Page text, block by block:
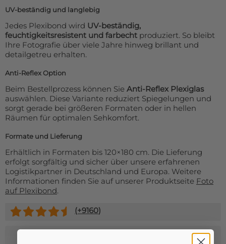
UV-beständig und langlebig
Jedes Plexibond wird UV-beständig,
feuchtigkeitsresistent und farbecht produziert. So bleibt
Ihre Fotografie über viele Jahre hinweg brillant und
detailgetreu erhalten.
Anti-Reflex Option
Beim Bestellprozess können Sie Anti-Reflex Plexiglas
auswählen. Diese Variante reduziert Spiegelungen und
sorgt gerade bei größeren Formaten oder in hellen
Räumen für optimalen Sehkomfort.
Formate und Lieferung
Erhältlich in Formaten bis 120×180 cm. Die Lieferung
erfolgt sorgfältig und sicher über unsere erfahrenen
Logistikpartner in Deutschland und Europa. Weitere
Informationen finden Sie auf unserer Produktseite Foto
auf Plexibond.
(+9160)